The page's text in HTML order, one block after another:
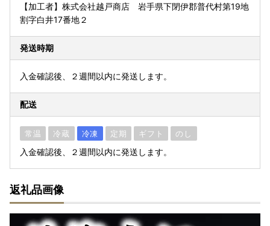
【加工者】株式会社越戸商店 岩手県下閉伊郡普代村第19地
割字白井17番地２
発送時期
入金確認後、２週間以内に発送します。
配送
常温 冷蔵 冷凍 定期 ギフト のし
入金確認後、２週間以内に発送します。
返礼品画像